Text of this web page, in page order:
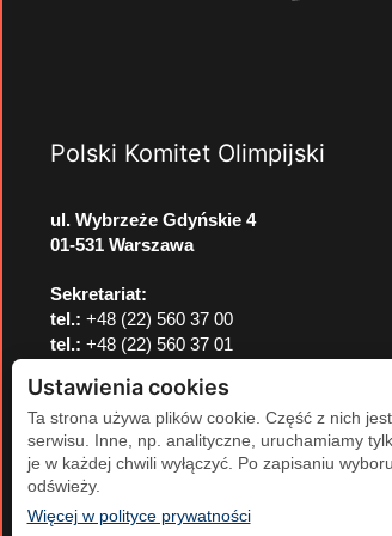
Polski Komitet Olimpijski
ul. Wybrzeże Gdyńskie 4
01-531 Warszawa
Sekretariat:
tel.: +48 (22) 560 37 00
tel.: +48 (22) 560 37 01
Ustawienia cookies
Ta strona używa plików cookie. Część z nich
serwisu. Inne, np. analityczne, uruchamiamy
je w każdej chwili wyłączyć. Po zapisaniu
odświeży.
Więcej w polityce prywatności(otwiera się w